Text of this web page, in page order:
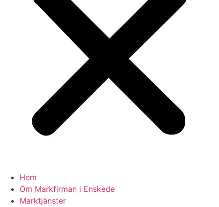
Hem
Om Markfirman i Enskede
Marktjänster